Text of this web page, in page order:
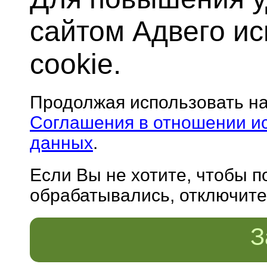
сайтом Адвего
cookie.
Продолжая использовать
Соглашения в отношении
данных.
Если Вы не хотите, чтобы
обрабатывались,